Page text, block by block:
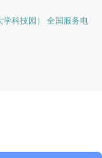
科技园） 全国服务电